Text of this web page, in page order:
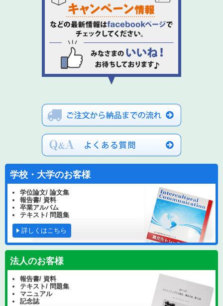
学校・大学のお客様
学位論文/ 論文集
報告書/ 資料
卒業アルバム
テキスト/ 問題集
詳しくはこちら
法人のお客様
報告書/ 資料
テキスト/ 問題集
マニュアル
記念誌